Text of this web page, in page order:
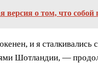
версия о том, что
и я
Шотландии, —